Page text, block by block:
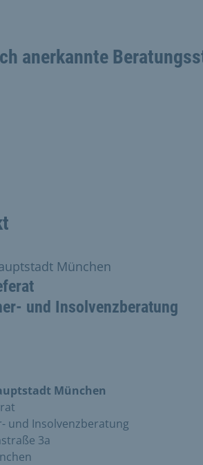
anerkannte
und Insolvenzberatung
München
München
und Insolvenzberatung
3a